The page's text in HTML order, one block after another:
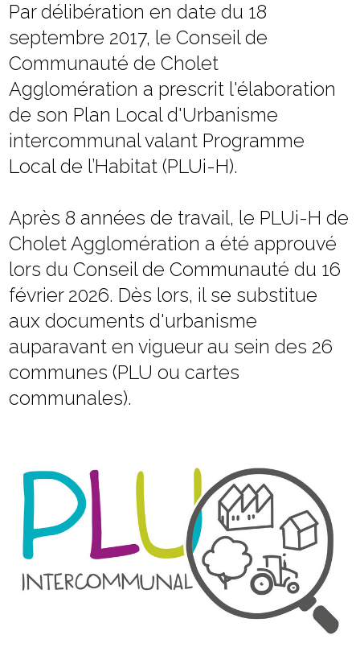
Par délibération en date du 18
septembre 2017, le Conseil de
Communauté de Cholet
Agglomération a prescrit l'élaboration
de son Plan Local d'Urbanisme
intercommunal valant Programme
Local de l’Habitat (PLUi-H).
Après 8 années de travail, le PLUi-H de
Cholet Agglomération a été approuvé
lors du Conseil de Communauté du 16
février 2026. Dès lors, il se substitue
aux documents d'urbanisme
auparavant en vigueur au sein des 26
communes (PLU ou cartes
communales).